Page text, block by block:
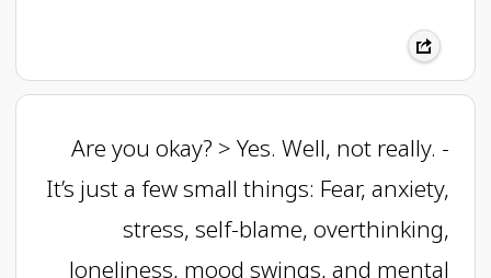
- Are you okay? > Yes. Well, not really.
It’s just a few small things: Fear, anxiety,
stress, self-blame, overthinking,